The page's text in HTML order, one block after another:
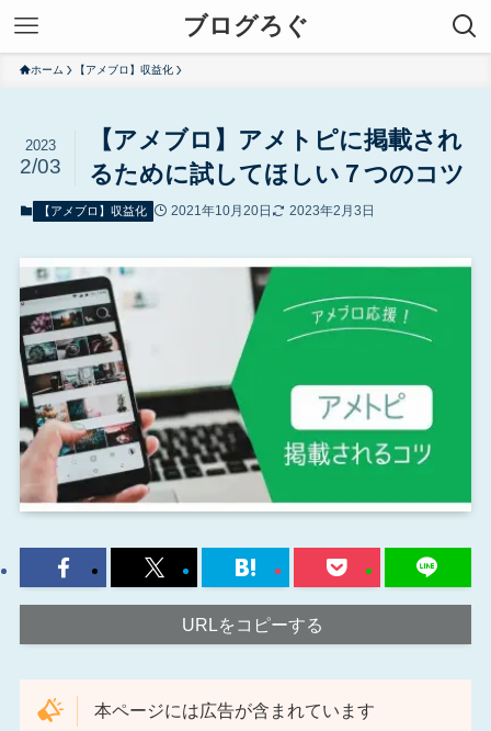
ブログろぐ
ホーム 【アメブロ】収益化
【アメブロ】アメトピに掲載され
るために試してほしい７つのコツ
2023
2/03
【アメブロ】収益化 2021年10月20日 2023年2月3日
URLをコピーする
本ページには広告が含まれています